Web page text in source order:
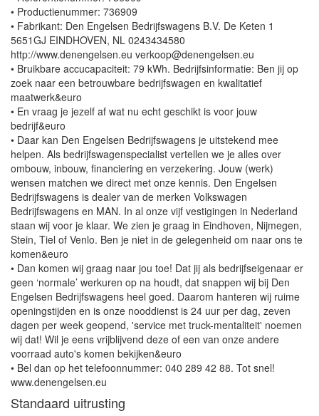
• Productienummer: 736909
• Fabrikant: Den Engelsen Bedrijfswagens B.V. De Keten 1
5651GJ EINDHOVEN, NL 0243434580
http://www.denengelsen.eu verkoop@denengelsen.eu
• Bruikbare accucapaciteit: 79 kWh. Bedrijfsinformatie: Ben jij op
zoek naar een betrouwbare bedrijfswagen en kwalitatief
maatwerk&euro
• En vraag je jezelf af wat nu echt geschikt is voor jouw
bedrijf&euro
• Daar kan Den Engelsen Bedrijfswagens je uitstekend mee
helpen. Als bedrijfswagenspecialist vertellen we je alles over
ombouw, inbouw, financiering en verzekering. Jouw (werk)
wensen matchen we direct met onze kennis. Den Engelsen
Bedrijfswagens is dealer van de merken Volkswagen
Bedrijfswagens en MAN. In al onze vijf vestigingen in Nederland
staan wij voor je klaar. We zien je graag in Eindhoven, Nijmegen,
Stein, Tiel of Venlo. Ben je niet in de gelegenheid om naar ons te
komen&euro
• Dan komen wij graag naar jou toe! Dat jij als bedrijfseigenaar er
geen ‘normale’ werkuren op na houdt, dat snappen wij bij Den
Engelsen Bedrijfswagens heel goed. Daarom hanteren wij ruime
openingstijden en is onze nooddienst is 24 uur per dag, zeven
dagen per week geopend, 'service met truck-mentaliteit' noemen
wij dat! Wil je eens vrijblijvend deze of een van onze andere
voorraad auto's komen bekijken&euro
• Bel dan op het telefoonnummer: 040 289 42 88. Tot snel!
www.denengelsen.eu
Standaard uitrusting